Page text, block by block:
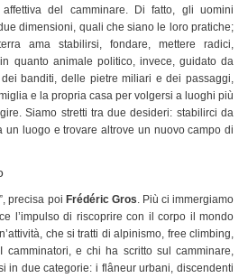
del camminare. Di fatto, gli uomini
dimensioni, quali che siano le loro pratiche;
ama stabilirsi, fondare, mettere radici,
quanto animale politico, invece, guidato da
banditi, delle pietre miliari e dei passaggi,
e la propria casa per volgersi a luoghi più
Siamo stretti tra due desideri: stabilirci da
un luogo e trovare altrove un nuovo campo di
”, precisa poi Frédéric Gros. Più ci immergiamo
l’impulso di riscoprire con il corpo il mondo
che si tratti di alpinismo, free climbing,
e chi ha scritto sul camminare,
in due categorie: i flâneur urbani, discendenti